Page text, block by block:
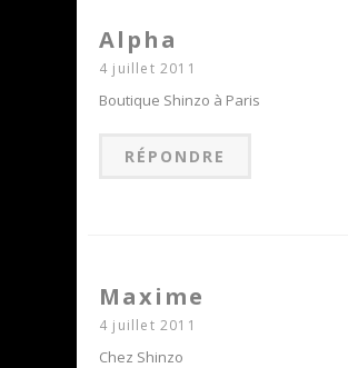
Alpha
4 juillet 2011
Boutique Shinzo à Paris
RÉPONDRE
Maxime
4 juillet 2011
Chez Shinzo